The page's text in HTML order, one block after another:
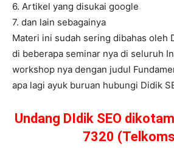
6. Artikel yang disukai google
7. dan lain sebagainya
Materi ini sudah sering dibahas oleh
di beberapa seminar nya di seluruh
workshop nya dengan judul
apa lagi ayuk buruan hubungi Didik
Undang DIdik SEO
7320